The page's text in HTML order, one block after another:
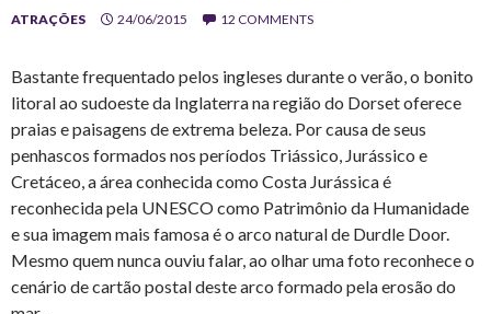
ATRAÇÕES 24/06/2015 12 COMMENTS
Bastante frequentado pelos ingleses durante o verão, o bonito
litoral ao sudoeste da Inglaterra na região do Dorset oferece
praias e paisagens de extrema beleza. Por causa de seus
penhascos formados nos períodos Triássico, Jurássico e
Cretáceo, a área conhecida como Costa Jurássica é
reconhecida pela UNESCO como Patrimônio da Humanidade
e sua imagem mais famosa é o arco natural de Durdle Door.
Mesmo quem nunca ouviu falar, ao olhar uma foto reconhece o
cenário de cartão postal deste arco formado pela erosão do